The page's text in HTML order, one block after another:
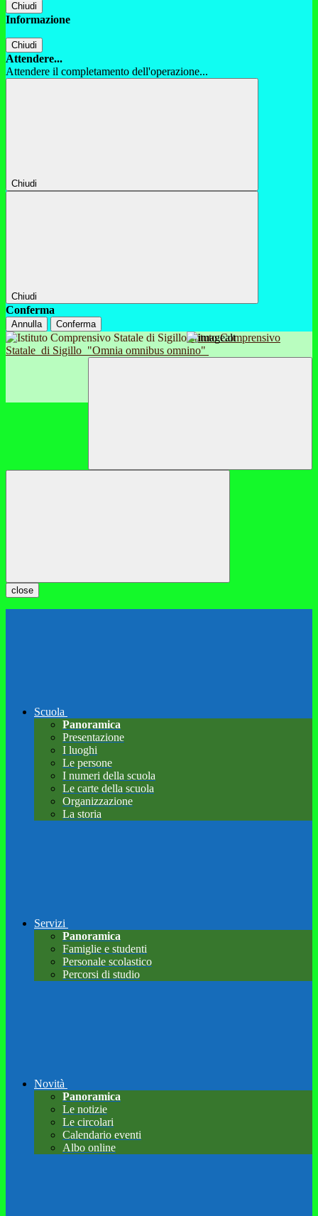
Chiudi
Informazione
Chiudi
Attendere...
Attendere il completamento dell'operazione...
Chiudi
Chiudi
Conferma
Annulla Conferma
Istituto Comprensivo
Statale di Sigillo "Omnia omnibus omnino"
close
Scuola
Panoramica
Presentazione
I luoghi
Le persone
I numeri della scuola
Le carte della scuola
Organizzazione
La storia
Servizi
Panoramica
Famiglie e studenti
Personale scolastico
Percorsi di studio
Novità
Panoramica
Le notizie
Le circolari
Calendario eventi
Albo online